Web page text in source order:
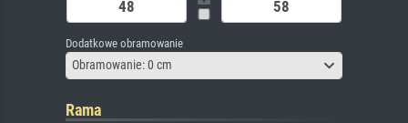
Dodatkowe obramowanie
Obramowanie: 0 cm
Rama